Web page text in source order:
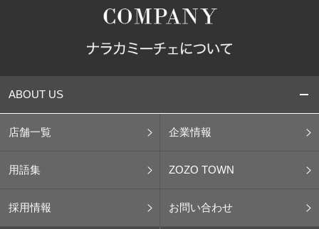
ABOUT US
店舗一覧 企業情報
用語集 ZOZO TOWN
採用情報 お問い合わせ